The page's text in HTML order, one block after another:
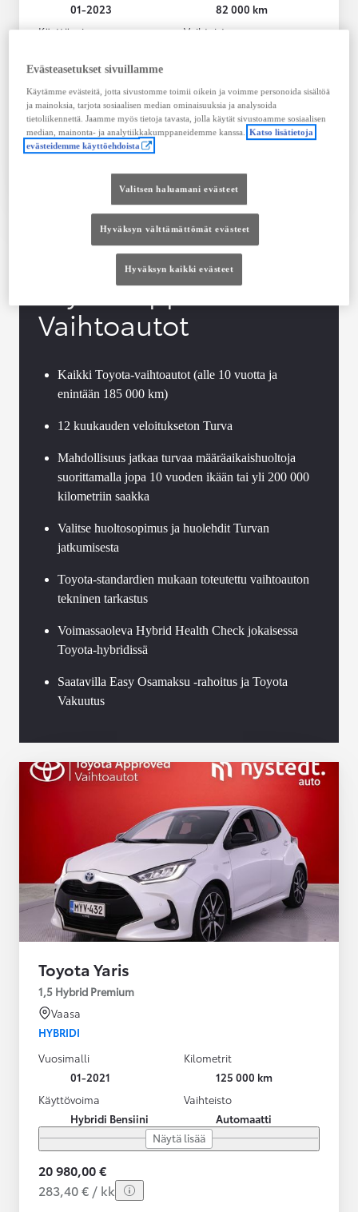
01-2023
82 000 km
Käyttövoima
Vaihteisto
Näytä lisää
38 900,00 €
495,36 € / kk
Tutustu autoon
Vertaile
Toyota Approved
Vaihtoautot
Kaikki Toyota-vaihtoautot (alle 10 vuotta ja
enintään 185 000 km)
12 kuukauden veloitukseton Turva
Mahdollisuus jatkaa turvaa määräaikaishuoltoja
suorittamalla jopa 10 vuoden ikään tai yli 200 000
kilometriin saakka
Valitse huoltosopimus ja huolehdit Turvan
jatkumisesta
Toyota-standardien mukaan toteutettu vaihtoauton
tekninen tarkastus
Voimassaoleva Hybrid Health Check jokaisessa
Toyota-hybridissä
Saatavilla Easy Osamaksu -rahoitus ja Toyota
Vakuutus
Toyota Yaris
1,5 Hybrid Premium
Vaasa
HYBRIDI
Vuosimalli
01-2021
Kilometrit
125 000 km
Käyttövoima
Hybridi Bensiini
Vaihteisto
Automaatti
Näytä lisää
20 980,00 €
283,40 € / kk
Evästeasetukset sivuillamme
Käytämme evästeitä, jotta sivustomme toimii oikein ja voimme personoida sisältöä
ja mainoksia, tarjota sosiaalisen median ominaisuuksia ja analysoida
tietoliikennettä. Jaamme myös tietoja tavasta, jolla käytät sivustoamme sosiaalisen
median, mainonta- ja analytiikkakumppaneidemme kanssa. Katso lisätietoja
evästeidemme käyttöehdoista
Valitsen haluamani evästeet
Hyväksyn välttämättömät evästeet
Hyväksyn kaikki evästeet